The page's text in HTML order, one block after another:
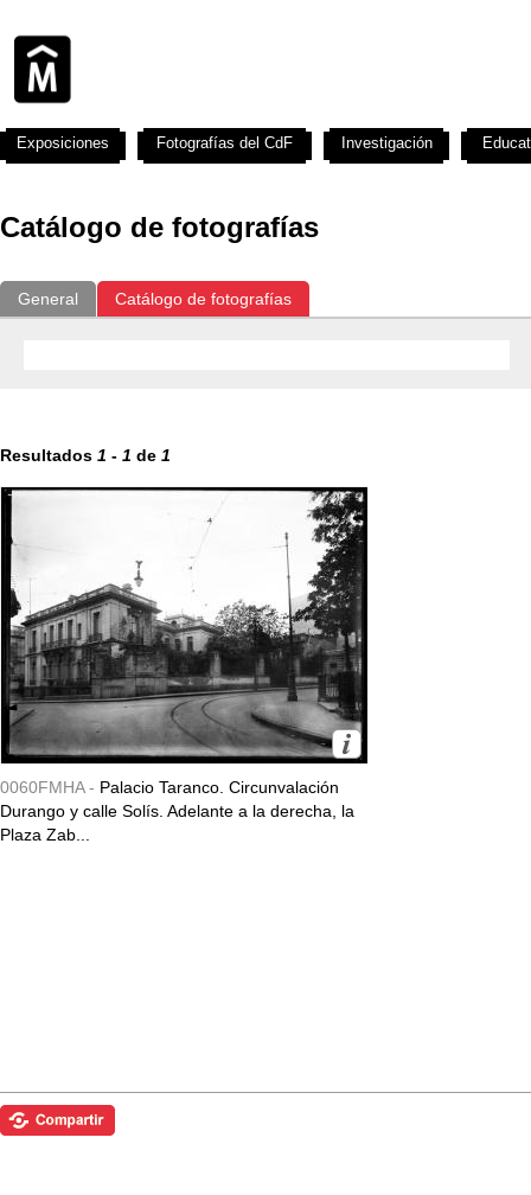
Catálogo de fotografías
General Catálogo de fotografías
Resultados 1 - 1 de 1
0060FMHA - Palacio Taranco. Circunvalación
Durango y calle Solís. Adelante a la derecha, la
Plaza Zab...
Exposiciones Fotografías del CdF Investigación